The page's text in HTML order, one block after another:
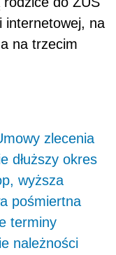
internetowej, na
na trzecim
zlecenia
dłuższy okres
wyższa
pośmiertna
terminy
należności